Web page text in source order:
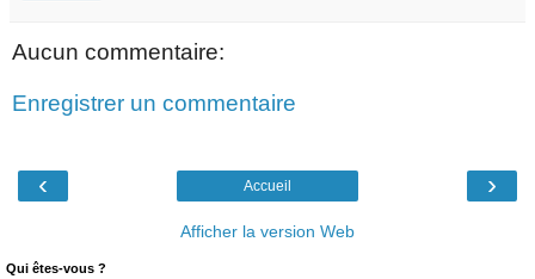
Aucun commentaire:
Enregistrer un commentaire
‹ ›
Accueil
Afficher la version Web
Qui êtes-vous ?